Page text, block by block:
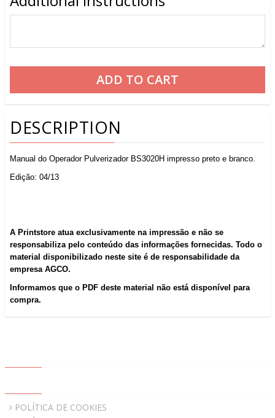
DESCRIPTION
Manual do Operador Pulverizador BS3020H impresso preto e branco.
Edição: 04/13
A Printstore atua exclusivamente na impressão e não se
responsabiliza pelo conteúdo das informações fornecidas. Todo o
material disponibilizado neste site é de responsabilidade da
empresa AGCO.
Informamos que o PDF deste material não está disponível para
compra.
POLÍTICA DE COOKIES